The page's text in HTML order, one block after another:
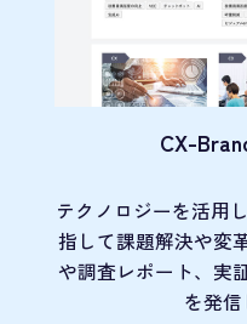
CX-
テクノロジーを活用
指して課題解決や変
や調査レポート、実
を発信